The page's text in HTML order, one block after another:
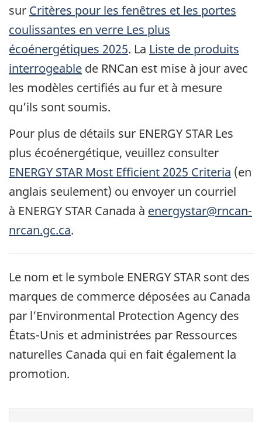
sur Critères pour les fenêtres et les portes
coulissantes en verre Les plus
écoénergétiques 2025. La Liste de produits
interrogeable de RNCan est mise à jour avec
les modèles certifiés au fur et à mesure
qu’ils sont soumis.
Pour plus de détails sur ENERGY STAR Les
plus écoénergétique, veuillez consulter
ENERGY STAR Most Efficient 2025 Criteria (en
anglais seulement) ou envoyer un courriel
à ENERGY STAR Canada à energystar@rncan-
nrcan.gc.ca.
Le nom et le symbole ENERGY STAR sont des
marques de commerce déposées au Canada
par l’Environmental Protection Agency des
États-Unis et administrées par Ressources
naturelles Canada qui en fait également la
promotion.